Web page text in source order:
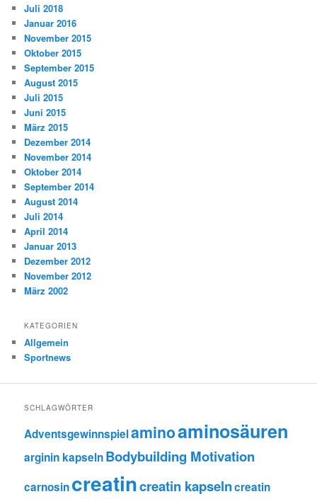
Juli 2018
Januar 2016
November 2015
Oktober 2015
September 2015
August 2015
Juli 2015
Juni 2015
März 2015
Dezember 2014
November 2014
Oktober 2014
September 2014
August 2014
Juli 2014
April 2014
Januar 2013
Dezember 2012
November 2012
März 2002
KATEGORIEN
Allgemein
Sportnews
SCHLAGWÖRTER
Adventsgewinnspielaminoaminosäuren
arginin kapselnBodybuilding Motivation
carnosincreatincreatin kapselncreatin